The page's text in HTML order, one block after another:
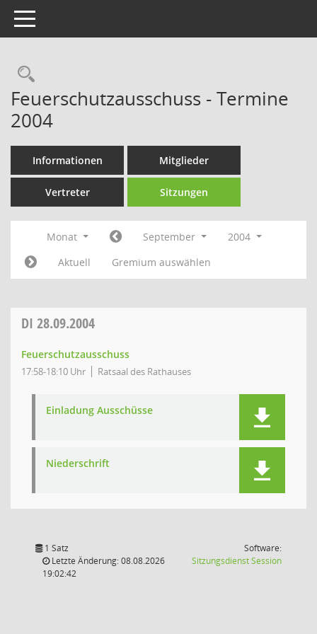
Toggle navigation
Rechercheauswahl
Feuerschutzausschuss - Termine
2004
Informationen Mitglieder
Vertreter Sitzungen
Monat September
2004
Aktuell
Gremium auswählen
DI 28.09.2004
Feuerschutzausschuss
17:58-18:10 Uhr Ratsaal des Rathauses
Einladung Ausschüsse
Niederschrift
1 Satz
Letzte Änderung: 08.08.2026
19:02:42
Software:
SitzungsdienstSession(Wird in